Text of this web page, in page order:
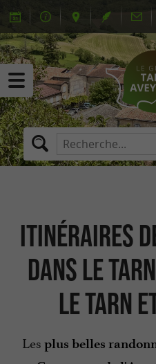
Itinéraires
dans le
le Tarn
Les plus belles